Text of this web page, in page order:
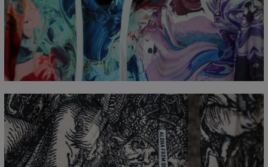
CM
XS S M XL XXL XXXL
A - Długość całkowita
65 67 69 71 73 75
77
B - Sz. klatki piersiowej
48 51 54 60 63
66
C - Długość rękawów
61 62 63 64 65 66 67